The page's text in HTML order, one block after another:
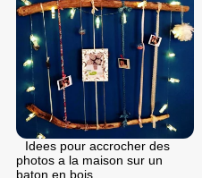
Idees pour accrocher des
photos a la maison sur un
baton en bois